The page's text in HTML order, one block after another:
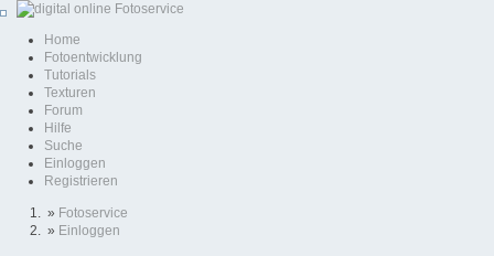
Home
Fotoentwicklung
Tutorials
Texturen
Forum
Hilfe
Suche
Einloggen
Registrieren
» Fotoservice
» Einloggen